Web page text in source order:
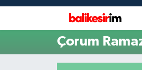
Çorum